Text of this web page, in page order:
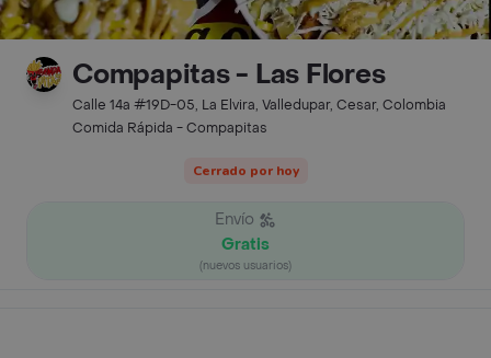
Compapitas - Las Flores
Calle 14a #19D-05, La Elvira, Valledupar, Cesar, Colombia
Comida Rápida - Compapitas
Cerrado por hoy
Envío
Gratis
(nuevos usuarios)